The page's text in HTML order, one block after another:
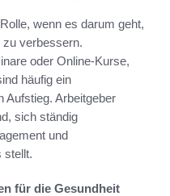
wenn es darum geht,
zu verbessern.
oder Online-Kurse,
häufig ein
Aufstieg. Arbeitgeber
sich ständig
und
stellt.
für die Gesundheit